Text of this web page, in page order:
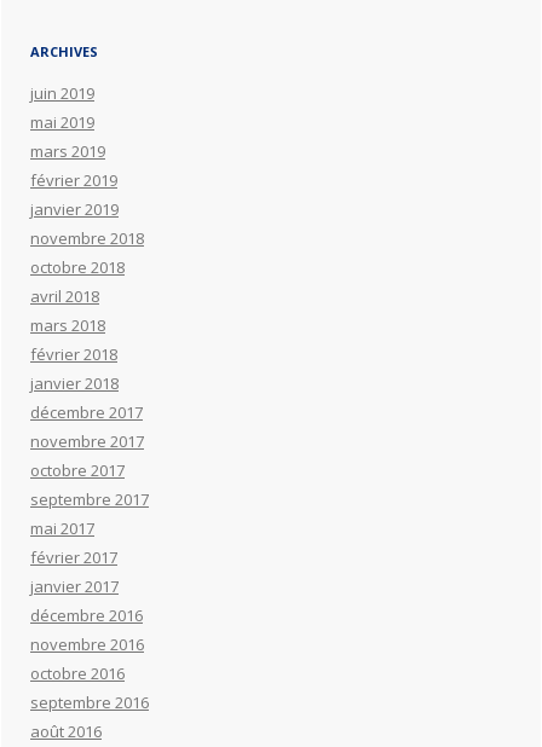
ARCHIVES
juin 2019
mai 2019
mars 2019
février 2019
janvier 2019
novembre 2018
octobre 2018
avril 2018
mars 2018
février 2018
janvier 2018
décembre 2017
novembre 2017
octobre 2017
septembre 2017
mai 2017
février 2017
janvier 2017
décembre 2016
novembre 2016
octobre 2016
septembre 2016
août 2016